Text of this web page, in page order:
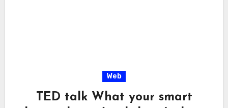
Web
TED talk What your smart